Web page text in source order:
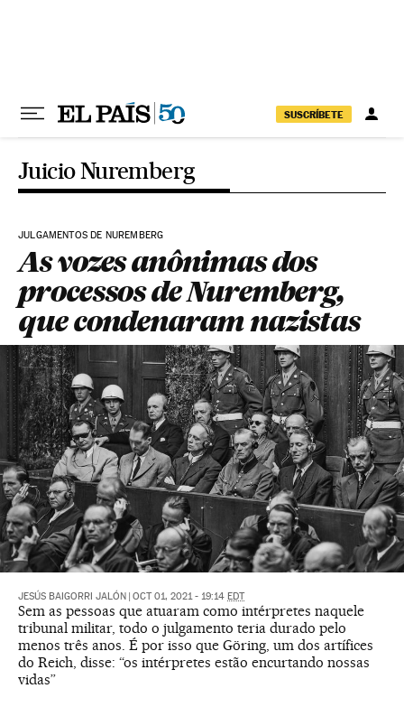
SUSCRÍBETE
Juicio Nuremberg
JULGAMENTOS DE NUREMBERG
As vozes anônimas dos
processos de Nuremberg,
que condenaram nazistas
JESÚS BAIGORRI JALÓN OCT 01, 2021 - 19:14 EDT
Sem as pessoas que atuaram como intérpretes naquele
tribunal militar, todo o julgamento teria durado pelo
menos três anos. É por isso que Göring, um dos artífices
do Reich, disse: “os intérpretes estão encurtando nossas
vidas”